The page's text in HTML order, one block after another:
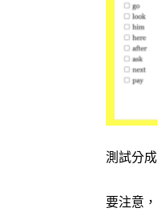
測試分
要注意